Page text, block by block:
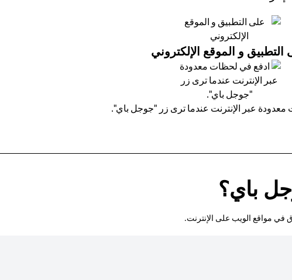
التطبيق و الموقع الإلكتروني
عبر الإنترنت عندما ترى زر "جوجل باي".
باي؟
في مواقع الويب على الإنترنت.